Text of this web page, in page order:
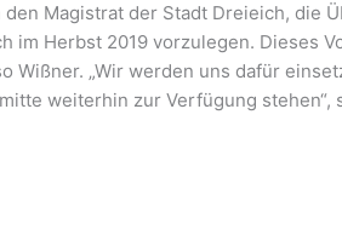
Magistrat der Stadt Dreieich, die
im Herbst 2019 vorzulegen. Dieses
Wißner. „Wir werden uns dafür
weiterhin zur Verfügung stehen“,